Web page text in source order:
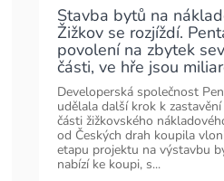
Stavba bytů na
Žižkov se rozjíždí.
povolení na zbytek
části, ve hře jsou
Developerská společnost
udělala další krok k
části žižkovského
od Českých drah koupila
etapu projektu na výstavbu
nabízí ke koupi, s...